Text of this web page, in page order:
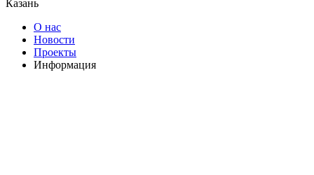
Казань
О нас
Новости
Проекты
Информация